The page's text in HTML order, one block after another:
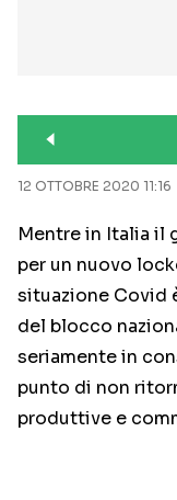
12 OTTOBRE 2020 11:16
Mentre in Italia il
per un nuovo
situazione Covid
del blocco
seriamente in
punto di non
produttive e